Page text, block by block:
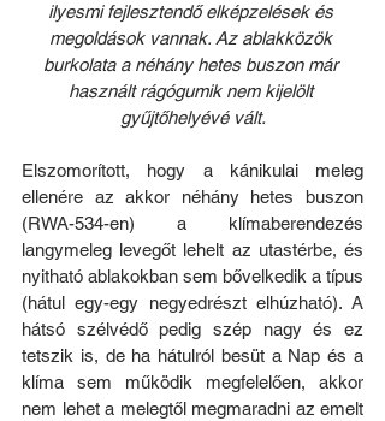
ilyesmi fejlesztendő elképzelések és
megoldások vannak. Az ablakközök
burkolata a néhány hetes buszon már
használt rágógumik nem kijelölt
gyűjtőhelyévé vált.
Elszomorított, hogy a kánikulai meleg
ellenére az akkor néhány hetes buszon
(RWA-534-en) a klímaberendezés
langymeleg levegőt lehelt az utastérbe, és
nyitható ablakokban sem bővelkedik a típus
(hátul egy-egy negyedrészt elhúzható). A
hátsó szélvédő pedig szép nagy és ez
tetszik is, de ha hátulról besüt a Nap és a
klíma sem működik megfelelően, akkor
nem lehet a melegtől megmaradni az emelt